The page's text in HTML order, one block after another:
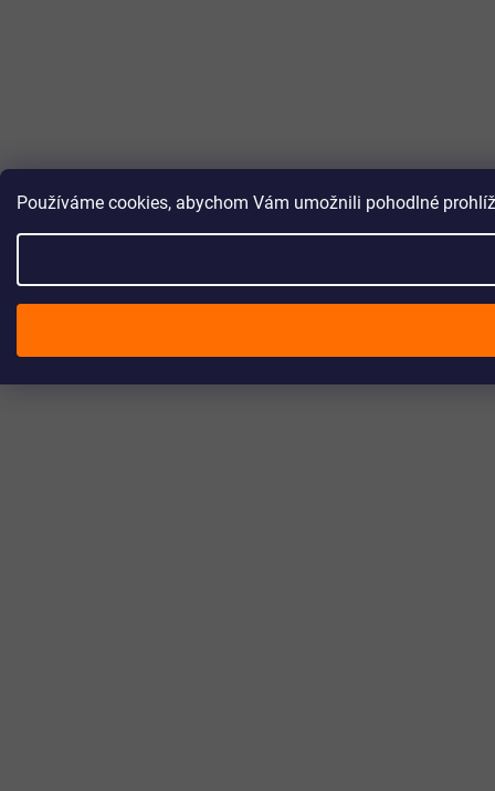
Používáme cookies, abychom Vám umožnili pohodlné